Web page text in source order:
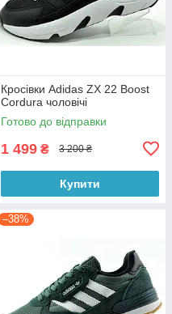
Кросівки Adidas ZX 22 Boost
Cordura чоловічі
Готово до відправки
1 499 ₴ 3 200 ₴
Купити
–38%